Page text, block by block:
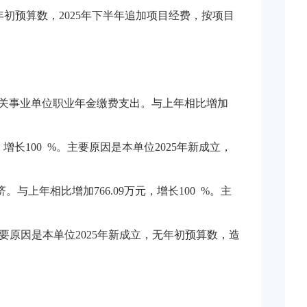
预算数，2025年下半年追加项目经费，按项目
事业单位职业年金缴费支出。与上年相比增加
长100 %。主要原因是本单位2025年新成立，
与上年相比增加766.09万元，增长100 %。主
原因是本单位2025年新成立，无年初预算数，造